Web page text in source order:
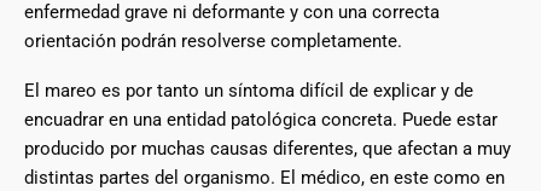
enfermedad grave ni deformante y con una correcta
orientación podrán resolverse completamente.
El mareo es por tanto un síntoma difícil de explicar y de
encuadrar en una entidad patológica concreta. Puede estar
producido por muchas causas diferentes, que afectan a muy
distintas partes del organismo. El médico, en este como en